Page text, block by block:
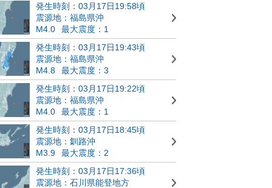
発生時刻：03月17日19:58頃
震源地：福島県沖
M4.0
最大震度：1
発生時刻：03月17日19:43頃
震源地：福島県沖
M4.8
最大震度：3
発生時刻：03月17日19:22頃
震源地：福島県沖
M4.0
最大震度：1
発生時刻：03月17日18:45頃
震源地：釧路沖
M3.9
最大震度：2
発生時刻：03月17日17:36頃
震源地：石川県能登地方